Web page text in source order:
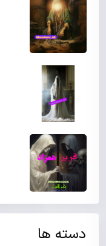
دسته ها